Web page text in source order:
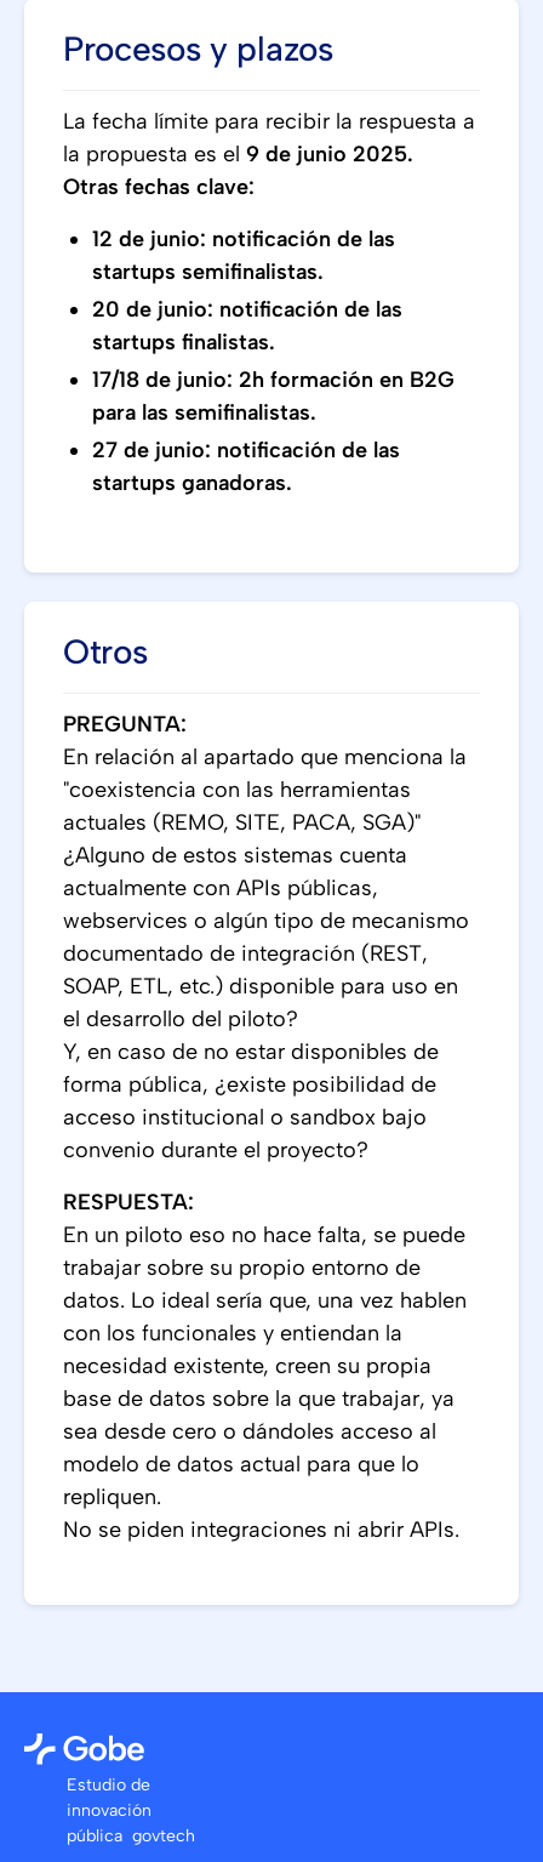
Procesos y plazos
La fecha límite para recibir la respuesta a
la propuesta es el 9 de junio 2025.
Otras fechas clave:
12 de junio: notificación de las
startups semifinalistas.
20 de junio: notificación de las
startups finalistas.
17/18 de junio: 2h formación en B2G
para las semifinalistas.
27 de junio: notificación de las
startups ganadoras.
Otros
PREGUNTA:
En relación al apartado que menciona la
"coexistencia con las herramientas
actuales (REMO, SITE, PACA, SGA)"
¿Alguno de estos sistemas cuenta
actualmente con APIs públicas,
webservices o algún tipo de mecanismo
documentado de integración (REST,
SOAP, ETL, etc.) disponible para uso en
el desarrollo del piloto?
Y, en caso de no estar disponibles de
forma pública, ¿existe posibilidad de
acceso institucional o sandbox bajo
convenio durante el proyecto?
RESPUESTA:
En un piloto eso no hace falta, se puede
trabajar sobre su propio entorno de
datos. Lo ideal sería que, una vez hablen
con los funcionales y entiendan la
necesidad existente, creen su propia
base de datos sobre la que trabajar, ya
sea desde cero o dándoles acceso al
modelo de datos actual para que lo
repliquen.
No se piden integraciones ni abrir APIs.
Estudio de
innovación
pública govtech